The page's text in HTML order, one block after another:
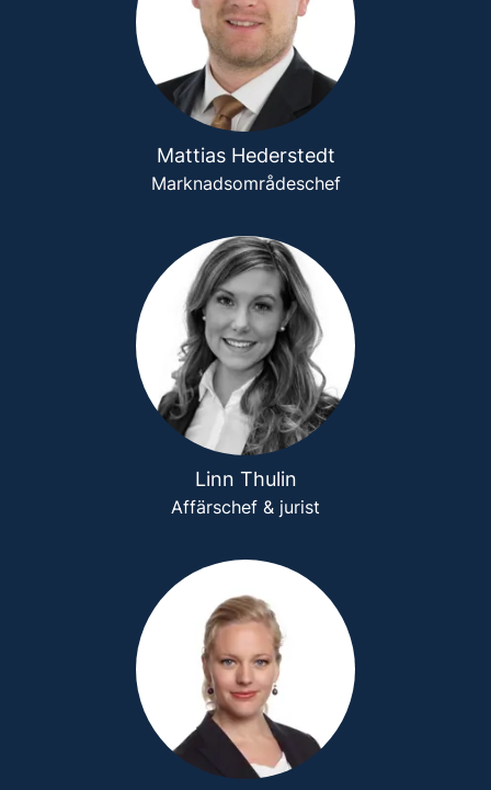
Mattias Hederstedt
Marknadsområdeschef
Linn Thulin
Affärschef & jurist